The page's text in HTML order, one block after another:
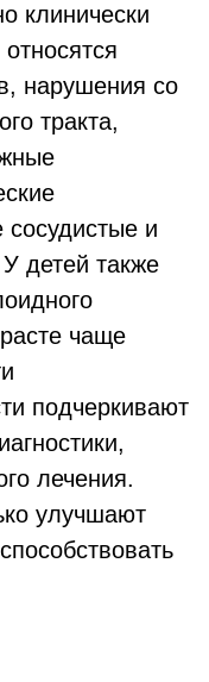
клинически
нарушения со
тракта,
сосудистые и
детей также
чаще
подчеркивают
лечения.
улучшают